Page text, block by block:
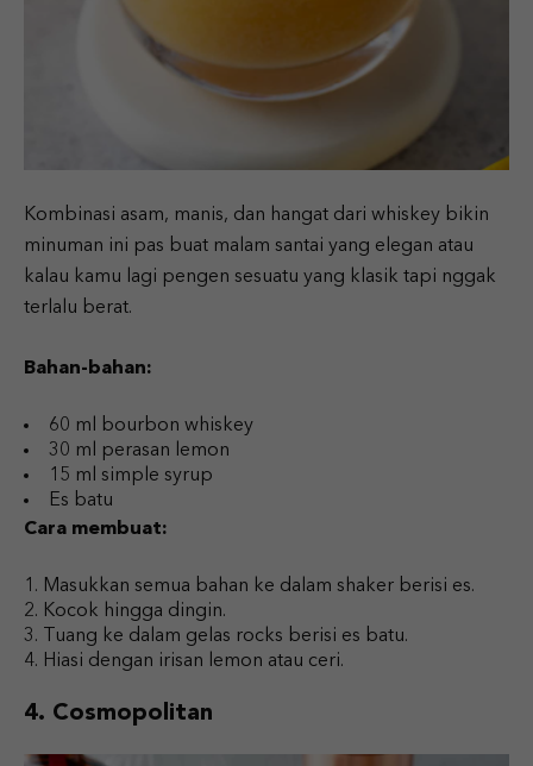
Kombinasi asam, manis, dan hangat dari whiskey bikin
minuman ini pas buat malam santai yang elegan atau
kalau kamu lagi pengen sesuatu yang klasik tapi nggak
terlalu berat.
Bahan-bahan:
60 ml bourbon whiskey
30 ml perasan lemon
15 ml simple syrup
Es batu
Cara membuat:
Masukkan semua bahan ke dalam shaker berisi es.
Kocok hingga dingin.
Tuang ke dalam gelas rocks berisi es batu.
Hiasi dengan irisan lemon atau ceri.
4. Cosmopolitan